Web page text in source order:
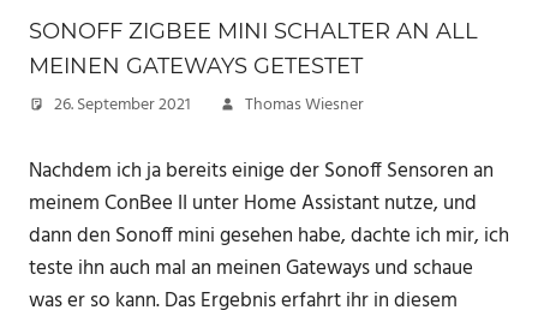
SONOFF ZIGBEE MINI SCHALTER AN ALL
MEINEN GATEWAYS GETESTET
26. September 2021 Thomas Wiesner
Nachdem ich ja bereits einige der Sonoff Sensoren an
meinem ConBee II unter Home Assistant nutze, und
dann den Sonoff mini gesehen habe, dachte ich mir, ich
teste ihn auch mal an meinen Gateways und schaue
was er so kann. Das Ergebnis erfahrt ihr in diesem